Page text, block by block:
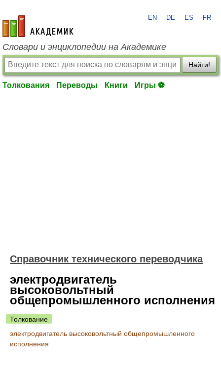
academic.ru
EN DE ES FR
Словари и энциклопедии на Академике
Найти!
Толкования Переводы Книги Игры ⚽
Справочник технического переводчика
электродвигатель
высоковольтный
общепромышленного исполнения
Толкование
электродвигатель высоковольтный общепромышленного
исполнения